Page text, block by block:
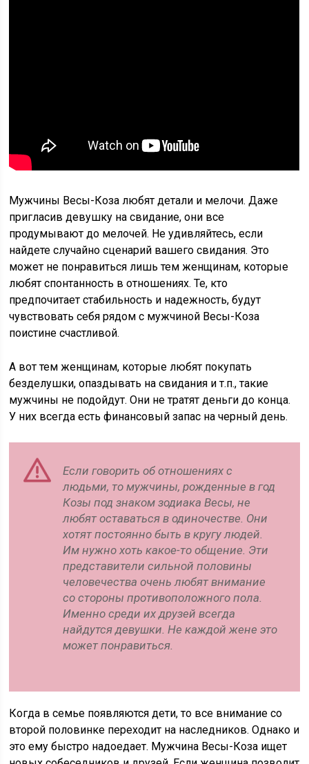
Мужчины Весы-Коза любят детали и мелочи. Даже
пригласив девушку на свидание, они все
продумывают до мелочей. Не удивляйтесь, если
найдете случайно сценарий вашего свидания. Это
может не понравиться лишь тем женщинам, которые
любят спонтанность в отношениях. Те, кто
предпочитает стабильность и надежность, будут
чувствовать себя рядом с мужчиной Весы-Коза
поистине счастливой.
А вот тем женщинам, которые любят покупать
безделушки, опаздывать на свидания и т.п., такие
мужчины не подойдут. Они не тратят деньги до конца.
У них всегда есть финансовый запас на черный день.
Если говорить об отношениях с
людьми, то мужчины, рожденные в год
Козы под знаком зодиака Весы, не
любят оставаться в одиночестве. Они
хотят постоянно быть в кругу людей.
Им нужно хоть какое-то общение. Эти
представители сильной половины
человечества очень любят внимание
со стороны противоположного пола.
Именно среди их друзей всегда
найдутся девушки. Не каждой жене это
может понравиться.
Когда в семье появляются дети, то все внимание со
второй половинке переходит на наследников. Однако и
это ему быстро надоедает. Мужчина Весы-Коза ищет